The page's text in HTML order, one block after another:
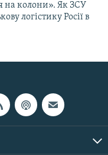
на колони». Як ЗСУ
логістику Росії в